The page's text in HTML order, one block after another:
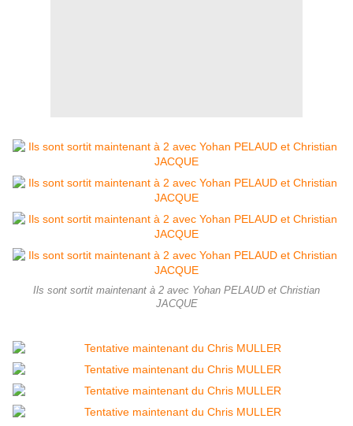
Ils sont sortit maintenant à 2 avec Yohan PELAUD et Christian
JACQUE